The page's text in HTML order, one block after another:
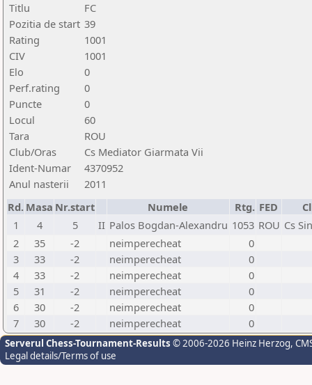
Titlu
FC
Pozitia de start 39
Rating
1001
CIV
1001
Elo
0
Perf.rating
0
Puncte
0
Locul
60
Tara
ROU
Club/Oras
Cs Mediator Giarmata Vii
Ident-Numar
4370952
Anul nasterii
2011
Rd. Masa Nr.start Numele Rtg. FED
1
4 5 II Palos Bogdan-Alexandru 1053 ROU Cs
2
35 -2 neimperecheat
0
3
33 -2 neimperecheat
0
4
33 -2 neimperecheat
0
5
31 -2 neimperecheat
0
6
30 -2 neimperecheat
0
7
30 -2 neimperecheat 0
Serverul Chess-Tournament-Results © 2006-2026 Heinz Herzog,
Legal details/Terms of use